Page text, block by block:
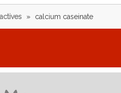
» calcium caseinate